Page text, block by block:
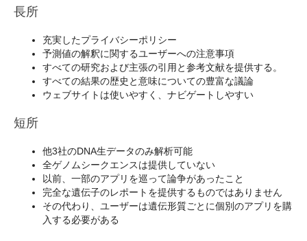
長所
充実したプライバシーポリシー
予測値の解釈に関するユーザーへの注意事項
すべての研究および主張の引用と参考文献を提供する。
すべての結果の歴史と意味についての豊富な議論
ウェブサイトは使いやすく、ナビゲートしやすい
短所
他3社のDNA生データのみ解析可能
全ゲノムシークエンスは提供していない
以前、一部のアプリを巡って論争があったこと
完全な遺伝子のレポートを提供するものではありません
その代わり、ユーザーは遺伝形質ごとに個別のアプリを購
入する必要がある